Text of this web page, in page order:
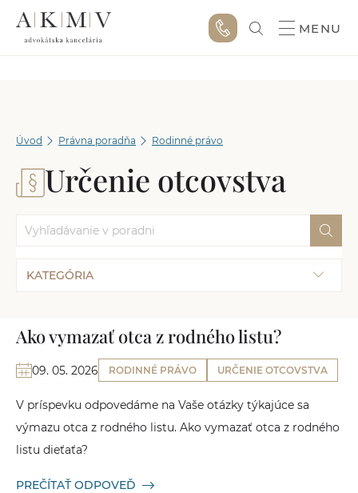
MENU
Úvod Právna poradňa Rodinné právo
Určenie otcovstva
KATEGÓRIA
Ako vymazať otca z rodného listu?
09. 05. 2026 RODINNÉ PRÁVO URČENIE OTCOVSTVA
V príspevku odpovedáme na Vaše otázky týkajúce sa
výmazu otca z rodného listu. Ako vymazať otca z rodného
listu dieťaťa?
PREČÍTAŤ ODPOVEĎ